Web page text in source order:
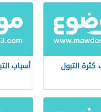
التبول أسباب